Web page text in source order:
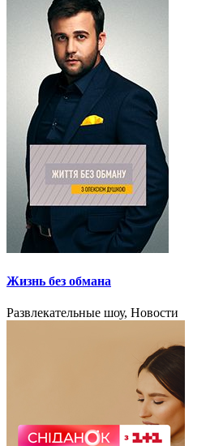
Жизнь без обмана
Развлекательные шоу, Новости